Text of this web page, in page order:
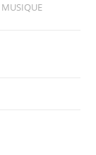
MUSIQUE